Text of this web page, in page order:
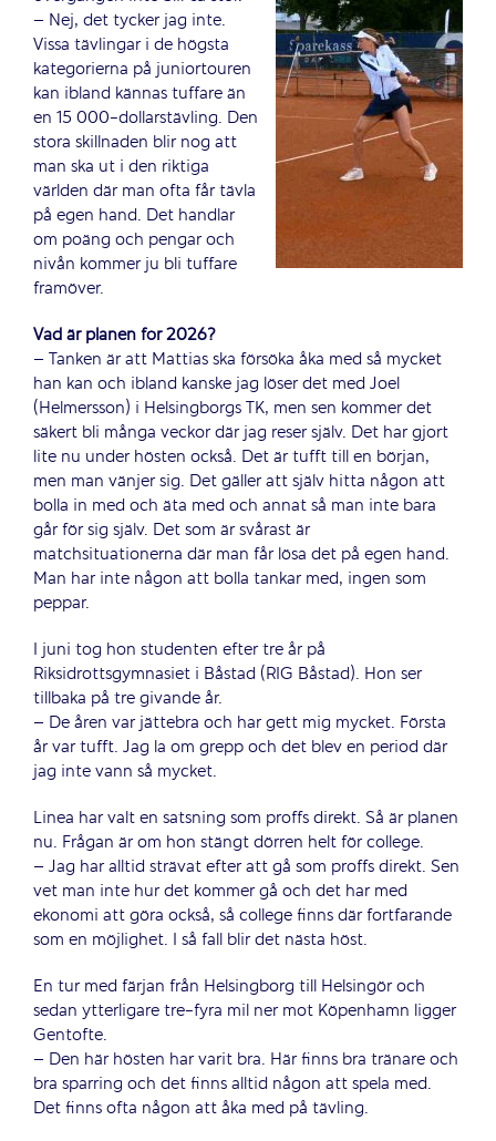
– Nej, det tycker jag inte.
Vissa tävlingar i de högsta
kategorierna på juniortouren
kan ibland kännas tuffare än
en 15 000-dollarstävling. Den
stora skillnaden blir nog att
man ska ut i den riktiga
världen där man ofta får tävla
på egen hand. Det handlar
om poäng och pengar och
nivån kommer ju bli tuffare
framöver.
Vad är planen för 2026?
– Tanken är att Mattias ska försöka åka med så mycket
han kan och ibland kanske jag löser det med Joel
(Helmersson) i Helsingborgs TK, men sen kommer det
säkert bli många veckor där jag reser själv. Det har gjort
lite nu under hösten också. Det är tufft till en början,
men man vänjer sig. Det gäller att själv hitta någon att
bolla in med och äta med och annat så man inte bara
går för sig själv. Det som är svårast är
matchsituationerna där man får lösa det på egen hand.
Man har inte någon att bolla tankar med, ingen som
peppar.
I juni tog hon studenten efter tre år på
Riksidrottsgymnasiet i Båstad (RIG Båstad). Hon ser
tillbaka på tre givande år.
– De åren var jättebra och har gett mig mycket. Första
år var tufft. Jag la om grepp och det blev en period där
jag inte vann så mycket.
Linea har valt en satsning som proffs direkt. Så är planen
nu. Frågan är om hon stängt dörren helt för college.
– Jag har alltid strävat efter att gå som proffs direkt. Sen
vet man inte hur det kommer gå och det har med
ekonomi att göra också, så college finns där fortfarande
som en möjlighet. I så fall blir det nästa höst.
En tur med färjan från Helsingborg till Helsingör och
sedan ytterligare tre-fyra mil ner mot Köpenhamn ligger
Gentofte.
– Den här hösten har varit bra. Här finns bra tränare och
bra sparring och det finns alltid någon att spela med.
Det finns ofta någon att åka med på tävling.